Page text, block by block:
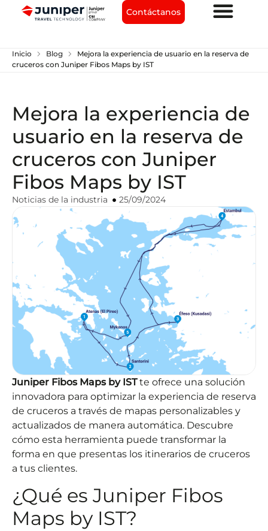
Contáctanos
Inicio chevron_right Blog chevron_right
Mejora la experiencia de usuario en la reserva de
cruceros con Juniper Fibos Maps by IST
Mejora la experiencia de
usuario en la reserva de
cruceros con Juniper
Fibos Maps by IST
Noticias de la industria 25/09/2024
Juniper Fibos Maps by ISTte ofrece una solución
innovadora para optimizar la experiencia de reserva
de cruceros a través de mapas personalizables y
actualizados de manera automática. Descubre
cómo esta herramienta puede transformar la
forma en que presentas los itinerarios de cruceros
a tus clientes.
¿Qué es Juniper Fibos
Maps by IST?